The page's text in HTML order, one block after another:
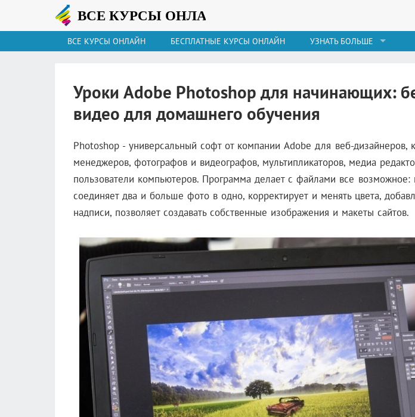
ВСЕ КУРСЫ ОНЛАЙН БЕСПЛАТНЫЕ КУРСЫ ОНЛАЙН УЗНАТЬ БОЛЬШЕ
Уроки Adobe Photoshop для начинающих:
видео для домашнего обучения
Photoshop - универсальный софт от компании Adobe для веб-дизайнеров,
менеджеров, фотографов и видеографов, мультипликаторов, медиа
пользователи компьютеров. Программа делает с файлами все возможное:
соединяет два и больше фото в одно, корректирует и менять цвета,
надписи, позволяет создавать собственные изображения и макеты сайтов.